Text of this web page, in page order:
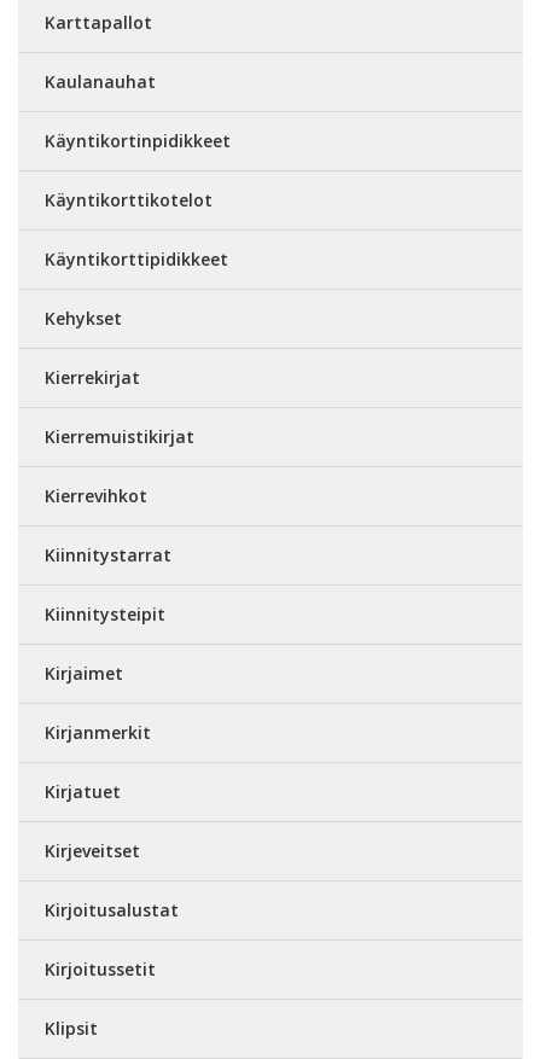
Karttapallot
Kaulanauhat
Käyntikortinpidikkeet
Käyntikorttikotelot
Käyntikorttipidikkeet
Kehykset
Kierrekirjat
Kierremuistikirjat
Kierrevihkot
Kiinnitystarrat
Kiinnitysteipit
Kirjaimet
Kirjanmerkit
Kirjatuet
Kirjeveitset
Kirjoitusalustat
Kirjoitussetit
Klipsit